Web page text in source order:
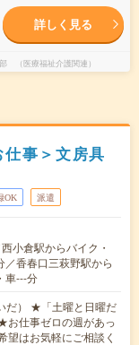
詳しく見る
（医療福祉介護関連）
事＞文房具
OK 派遣
小倉駅からバイク・
香春口三萩野駅から
車---分
だ） ★「土曜と日曜だ
お仕事ゼロの週があっ
望はお気軽にご相談く